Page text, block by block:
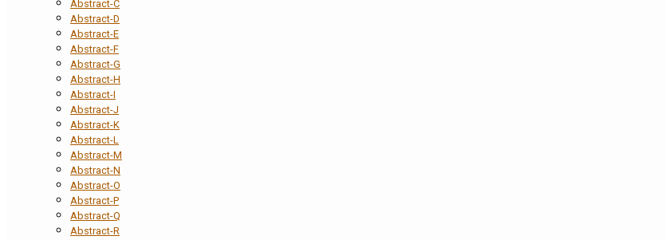
Abstract-C
Abstract-D
Abstract-E
Abstract-F
Abstract-G
Abstract-H
Abstract-I
Abstract-J
Abstract-K
Abstract-L
Abstract-M
Abstract-N
Abstract-O
Abstract-P
Abstract-Q
Abstract-R